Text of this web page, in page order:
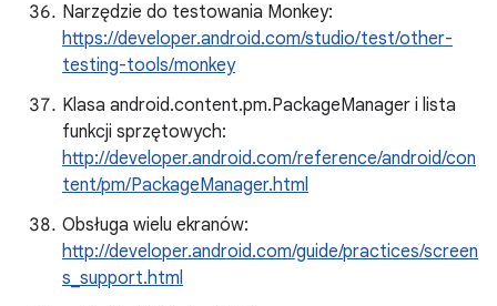
Narzędzie do testowania Monkey:
https://developer.android.com/studio/test/other-
testing-tools/monkey
Klasa android.content.pm.PackageManager i lista
funkcji sprzętowych:
http://developer.android.com/reference/android/con
tent/pm/PackageManager.html
Obsługa wielu ekranów:
http://developer.android.com/guide/practices/screen
s_support.html